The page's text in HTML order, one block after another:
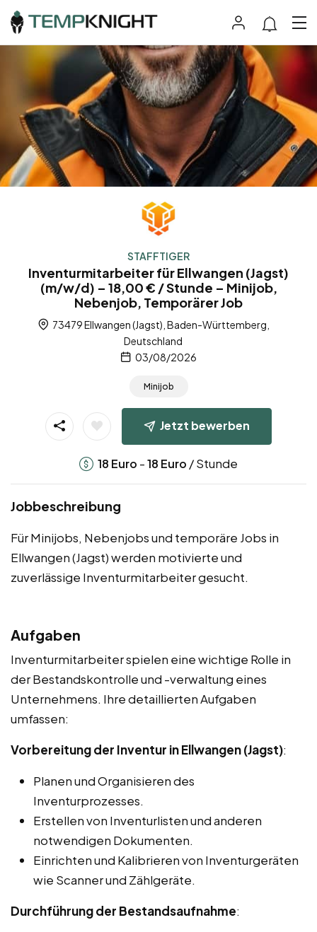
STAFFTIGER
Inventurmitarbeiter für Ellwangen (Jagst)
(m/w/d) – 18,00 € / Stunde – Minijob,
Nebenjob, Temporärer Job
73479 Ellwangen (Jagst), Baden-Württemberg,
Deutschland
03/08/2026
Minijob
Jetzt bewerben
18 Euro -18 Euro / Stunde
Jobbeschreibung
Für Minijobs, Nebenjobs und temporäre Jobs in
Ellwangen (Jagst) werden motivierte und
zuverlässige Inventurmitarbeiter gesucht.
Aufgaben
Inventurmitarbeiter spielen eine wichtige Rolle in
der Bestandskontrolle und -verwaltung eines
Unternehmens. Ihre detaillierten Aufgaben
umfassen:
Vorbereitung der Inventur in Ellwangen (Jagst):
Planen und Organisieren des
Inventurprozesses.
Erstellen von Inventurlisten und anderen
notwendigen Dokumenten.
Einrichten und Kalibrieren von Inventurgeräten
wie Scanner und Zählgeräte.
Durchführung der Bestandsaufnahme: